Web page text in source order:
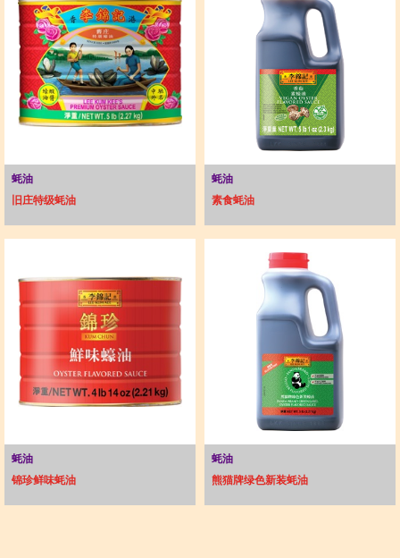
蚝油
旧庄特级蚝油
蚝油
素食蚝油
蚝油
锦珍鲜味蚝油
蚝油
熊猫牌绿色新装蚝油